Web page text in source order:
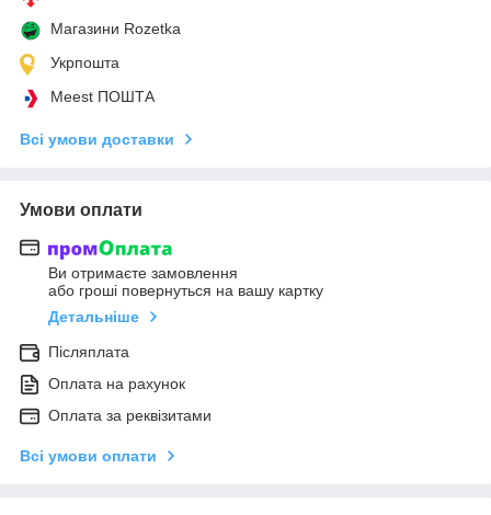
Магазини Rozetka
Укрпошта
Meest ПОШТА
Всі умови доставки
Умови оплати
Ви отримаєте замовлення
або гроші повернуться на вашу картку
Детальніше
Післяплата
Оплата на рахунок
Оплата за реквізитами
Всі умови оплати